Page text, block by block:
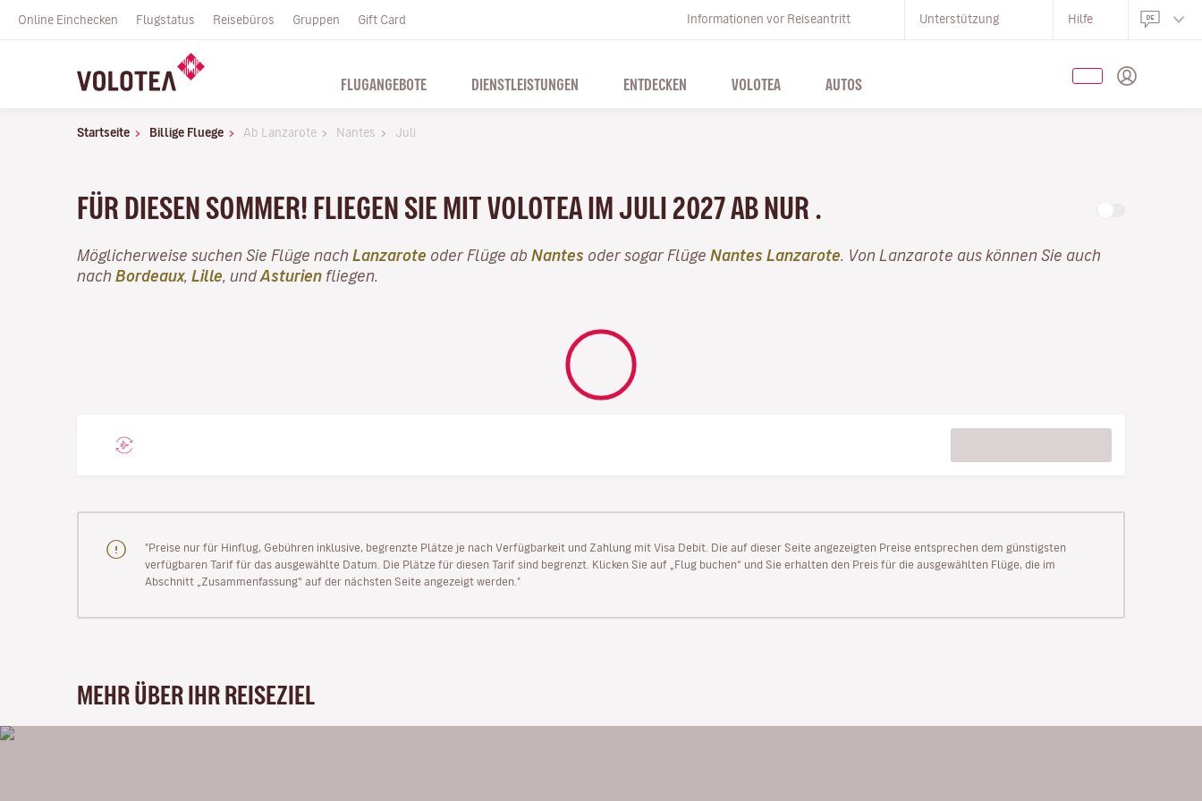
Online Einchecken Flugstatus Reisebüros Gruppen Gift Card Informationen vor Reiseantritt Unterstützung Hilfe
FLUGANGEBOTE DIENSTLEISTUNGEN ENTDECKEN VOLOTEA AUTOS
Startseite Billige Fluege Ab Lanzarote Nantes Juli
FÜR DIESEN SOMMER! FLIEGEN SIE MIT VOLOTEA IM JULI 2027 AB NUR .
Möglicherweise suchen Sie Flüge nach Lanzarote oder Flüge ab Nantes oder sogar Flüge Nantes Lanzarote . Von Lanzarote aus können Sie auch
nach Bordeaux, Lille , undAsturien fliegen.
"Preise nur für Hinflug, Gebühren inklusive, begrenzte Plätze je nach Verfügbarkeit und Zahlung mit Visa Debit. Die auf dieser Seite angezeigten Preise entsprechen dem günstigsten
verfügbaren Tarif für das ausgewählte Datum. Die Plätze für diesen Tarif sind begrenzt. Klicken Sie auf „Flug buchen“ und Sie erhalten den Preis für die ausgewählten Flüge, die im
Abschnitt „Zusammenfassung“ auf der nächsten Seite angezeigt werden."
MEHR ÜBER IHR REISEZIEL